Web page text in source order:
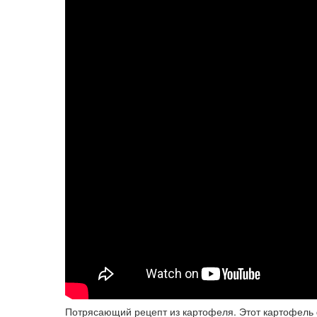
Потрясающий рецепт из картофеля. Этот картофель